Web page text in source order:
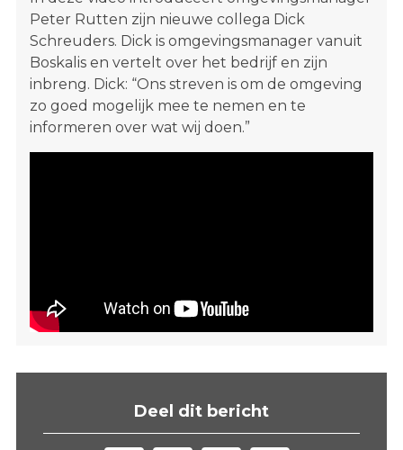
Peter Rutten zijn nieuwe collega Dick
Schreuders. Dick is omgevingsmanager vanuit
Boskalis en vertelt over het bedrijf en zijn
inbreng. Dick: “Ons streven is om de omgeving
zo goed mogelijk mee te nemen en te
informeren over wat wij doen.”
Deel dit bericht